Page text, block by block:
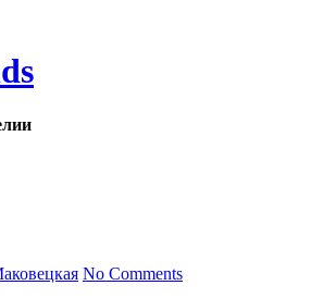
No Comments